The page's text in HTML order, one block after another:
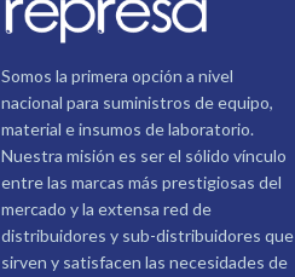
Somos la primera opción a nivel
nacional para suministros de equipo,
material e insumos de laboratorio.
Nuestra misión es ser el sólido vínculo
entre las marcas más prestigiosas del
mercado y la extensa red de
distribuidores y sub-distribuidores que
sirven y satisfacen las necesidades de